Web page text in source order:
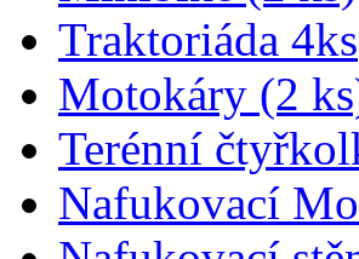
Traktoriáda 4ks
Motokáry (2
Terénní
Nafukovací